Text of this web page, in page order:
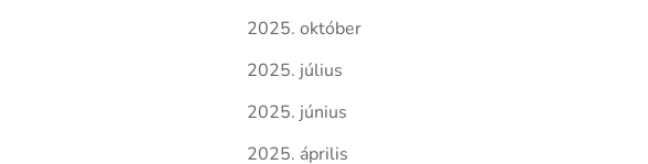
2025. október
2025. július
2025. június
2025. április